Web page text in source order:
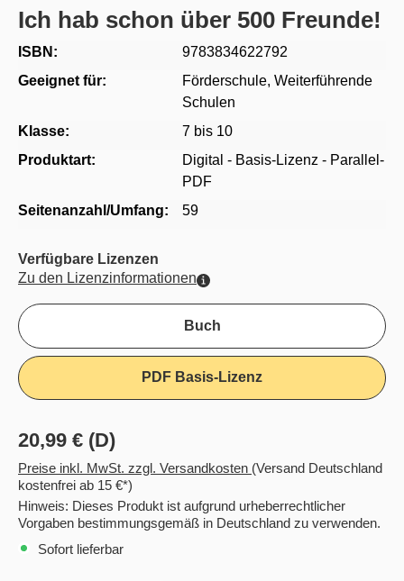
Ich hab schon über 500 Freunde!
ISBN:
9783834622792
Geeignet für:
Förderschule, Weiterführende
Schulen
Klasse:
7 bis 10
Produktart:
Digital - Basis-Lizenz - Parallel-
PDF
Seitenanzahl/Umfang:
59
Verfügbare Lizenzen
Zu den Lizenzinformationen
Buch
PDF Basis-Lizenz
20,99 € (D)
Preise inkl. MwSt. zzgl. Versandkosten (Versand Deutschland
kostenfrei ab 15 €*)
Hinweis: Dieses Produkt ist aufgrund urheberrechtlicher
Vorgaben bestimmungsgemäß in Deutschland zu verwenden.
Sofort lieferbar